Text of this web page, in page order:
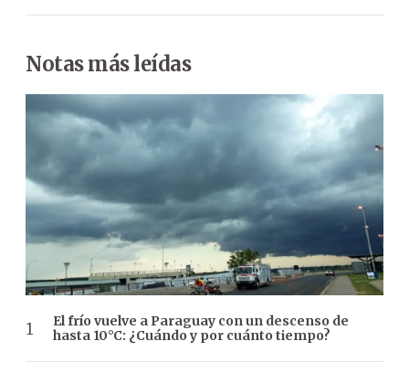
Notas más leídas
El frío vuelve a Paraguay con un descenso de
hasta 10°C: ¿Cuándo y por cuánto tiempo?